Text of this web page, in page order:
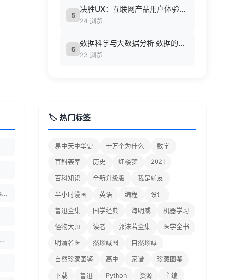
5
决胜UX：互联网产品用户体验策略 ([美] Jaime Levy [[美] Jaime Levy]).epub
24 浏览
6
数据科学与大数据分析 数据的发现 分析 可视化与表示 ( etc.).epub
23 浏览
动手玩转Scratch 3.0编程人工智能科创教育指南 ([美] Majed Marji(马吉德·马吉)著).pdf
JavaScript DOM编程艺术(第2版)（图灵图书） (Jeremy Keith Jeffrey Sambells).epub
🏷️ 热门标签
易中天中华史 十万个为什么 数学
百科荟萃 历史 红楼梦 2021
百科知识 全新升级版 我是驴友
半小时漫画 英语 编程 设计
鲁迅全集 国学经典 海明威 机器学习
怪物大师 读者 郭沫若全集 医学全书
明清名医 然珍藏图 自然珍藏
自然珍藏图鉴 高中 家谱 珍藏图鉴
下载 鲁迅 Python 资源 主编